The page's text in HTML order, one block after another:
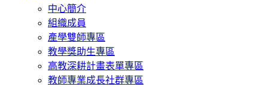
中心簡介
組織成員
產學雙師專區
教學獎助生專區
高教深耕計畫表單專區
教師專業成長社群專區